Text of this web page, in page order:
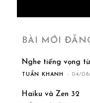
BÀI MỚI
Nghe tiếng vọng
TUẤN KHANH - 04/
Haiku và Zen 32